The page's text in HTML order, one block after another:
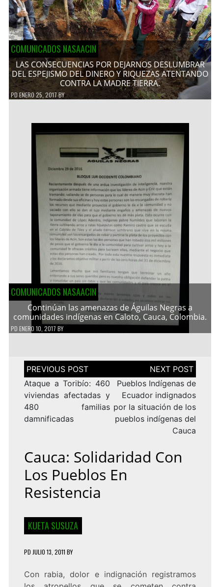
COMUNICADOS NASAACIN
LAS CONSECUENCIAS POR DEJARNOS DESLUMBRAR
DEL ESPEJISMO DEL DINERO Y RIQUEZAS ATENTANDO
CONTRA LA MADRE TIERRA.
PDENERO 25, 2017BY
COMUNICADOS NASAACIN
Continúan las amenazas de Águilas Negras a
comunidades indígenas en Caloto, Cauca, Colombia.
PD ENERO 10, 2017 BY
Navegación
de
entradas
Ataque a Toribío: 460
viviendas afectadas y
480 familias
damnificadas
Pueblos Indígenas de
Ecuador indignados
por la situación de los
pueblos indígenas del
Cauca
Cauca: Solidaridad Con
Los Pueblos En
Resistencia
KUETA SUSUZA
PD JULIO 13, 2011 BY
Con rabia, dolor e indignación registramos